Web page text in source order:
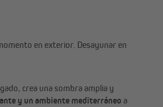
en exterior. Desayunar en
crea una sombra amplia y
y un ambiente mediterráneo a